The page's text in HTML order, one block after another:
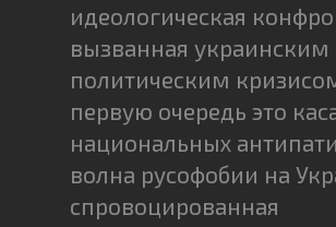
идеологическая
вызванная украинским
политическим
первую очередь это
национальных
волна русофобии на
спровоцированная